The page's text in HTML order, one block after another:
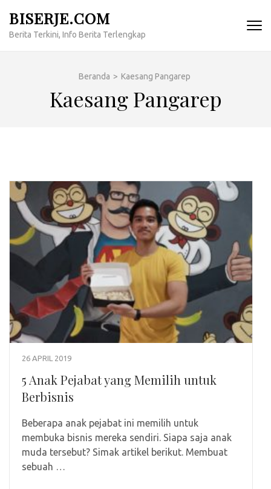
konten
BISERJE.COM
Berita Terkini, Info Berita Terlengkap
Beranda > Kaesang Pangarep
Kaesang Pangarep
26 APRIL 2019
5 Anak Pejabat yang Memilih untuk
Berbisnis
Beberapa anak pejabat ini memilih untuk
membuka bisnis mereka sendiri. Siapa saja anak
muda tersebut? Simak artikel berikut. Membuat
sebuah …